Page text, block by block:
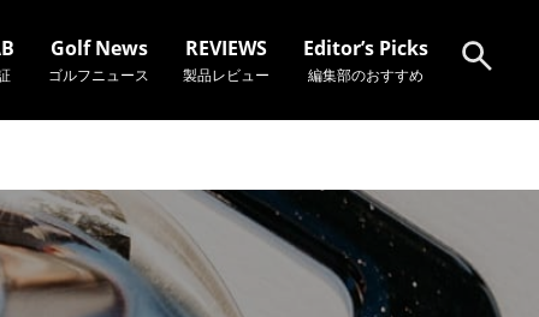
Golf News
ゴルフニュース
REVIEWS
製品レビュー
Editor’s Picks
編集部のおすすめ